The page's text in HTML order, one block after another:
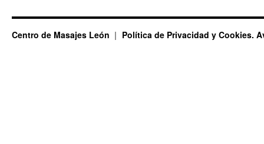
Centro de Masajes León Política de Privacidad y Cookies.